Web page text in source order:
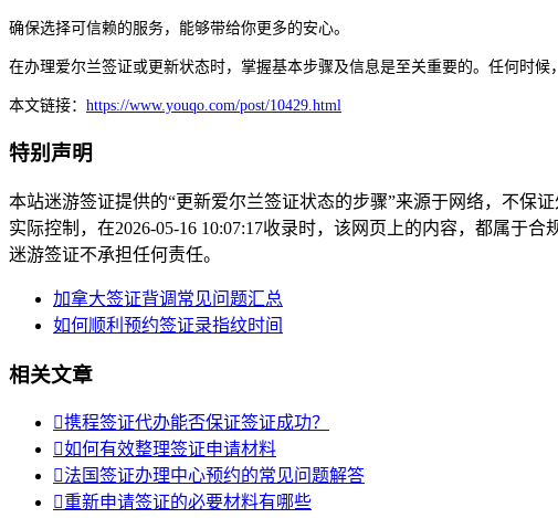
确保选择可信赖的服务，能够带给你更多的安心。
在办理爱尔兰签证或更新状态时，掌握基本步骤及信息是至关重要的。任何时
本文链接： https://www.youqo.com/post/10429.html
特别声明
本站迷游签证提供的“更新爱尔兰签证状态的步骤”来源于网络，不保
实际控制，在2026-05-16 10:07:17收录时，该网页上的内容，都属于
迷游签证不承担任何责任。
加拿大签证背调常见问题汇总
如何顺利预约签证录指纹时间
相关文章
携程签证代办能否保证签证成功？
如何有效整理签证申请材料
法国签证办理中心预约的常见问题解答
重新申请签证的必要材料有哪些